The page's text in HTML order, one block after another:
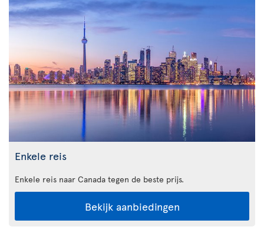
Enkele reis
Enkele reis naar Canada tegen de beste prijs.
Bekijk aanbiedingen